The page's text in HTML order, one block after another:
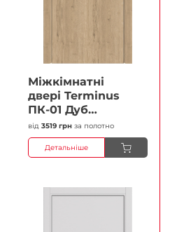
Міжкімнатні
двері Terminus
ПК-01 Дуб
класичний Глухі
Плівка
від 3519 грн за полотно
Детальніше